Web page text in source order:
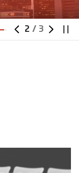
2 / 3